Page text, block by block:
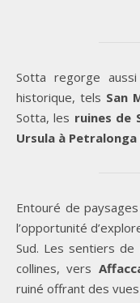
Sotta regorge
historique, tels San
Sotta, les ruines de
Ursula à Petralonga
Entouré de
l’opportunité
Sud. Les sentiers
collines, vers
ruiné offrant des